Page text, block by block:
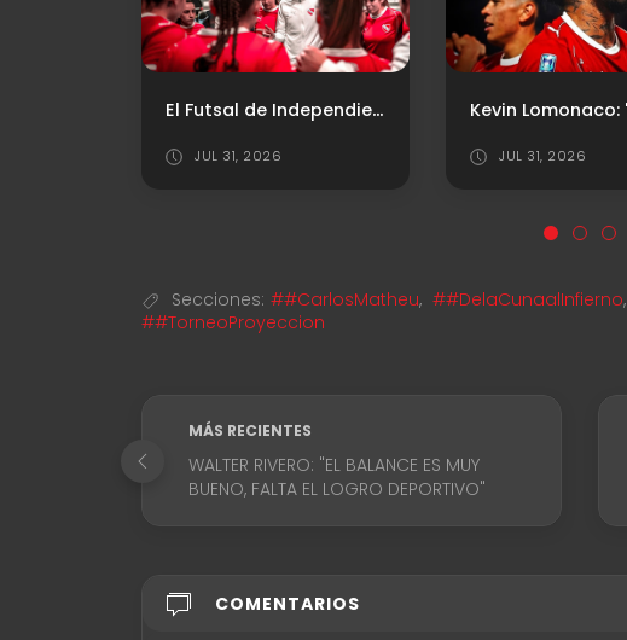
Kevin Lomonaco: "Estamos muy contentos y esperamos seguir por este camino"
JUL 31, 2026 JUL 26, 2026
Secciones: ##CarlosMatheu, ##DelaCunaalInfierno,
##TorneoProyeccion
MÁS RECIENTES
WALTER RIVERO: "EL BALANCE ES MUY
BUENO, FALTA EL LOGRO DEPORTIVO"
COMENTARIOS